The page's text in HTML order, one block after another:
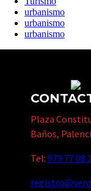
urbanismo
urbanismo
urbanismo
Plaza
Baños,
Tel: 979 77 08